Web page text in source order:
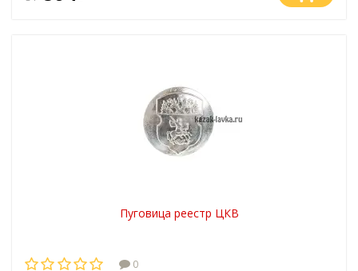
Пуговица реестр ЦКВ
0